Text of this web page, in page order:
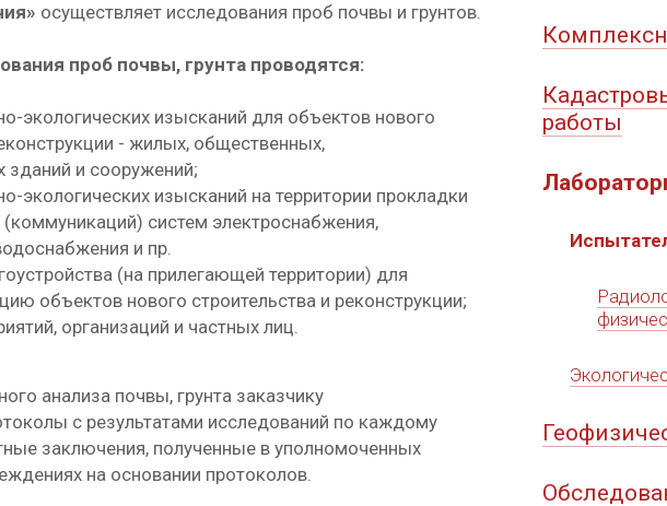
осуществляет исследования проб почвы и грунтов.
проб почвы, грунта проводятся:
экологических изысканий для объектов нового
- жилых, общественных,
зданий и сооружений;
экологических изысканий на территории прокладки
систем электроснабжения,
и пр.
(на прилегающей территории) для
объектов нового строительства и реконструкции;
организаций и частных лиц.
анализа почвы, грунта заказчику
с результатами исследований по каждому
заключения, полученные в уполномоченных
на основании протоколов.
работы